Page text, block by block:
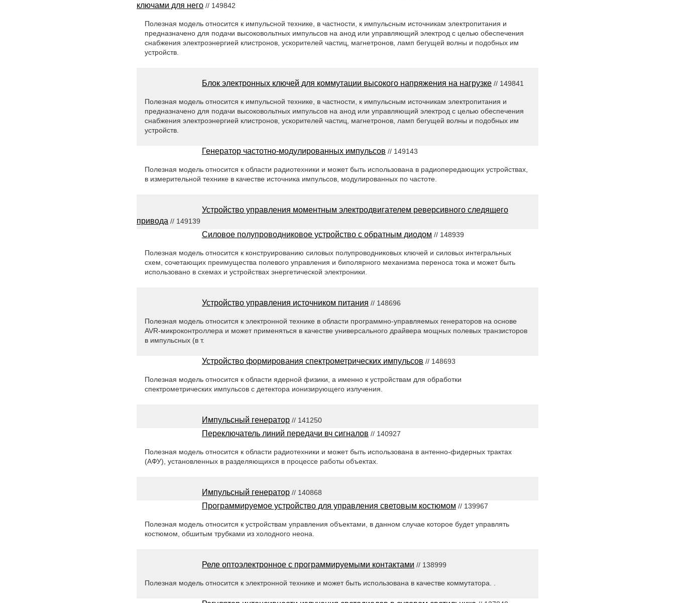
ключами для него // 149842
Полезная модель относится к импульсной технике, в частности, к импульсным источникам электропитания и
предназначено для подачи высоковольтных импульсов на анод или управляющий электрод с целью обеспечения
снабжения электроэнергией клистронов, ускорителей частиц, магнетронов, ламп бегущей волны и подобных им
устройств.
Блок электронных ключей для коммутации высокого напряжения на нагрузке // 149841
Полезная модель относится к импульсной технике, в частности, к импульсным источникам электропитания и
предназначено для подачи высоковольтных импульсов на анод или управляющий электрод с целью обеспечения
снабжения электроэнергией клистронов, ускорителей частиц, магнетронов, ламп бегущей волны и подобных им
устройств.
Генератор частотно-модулированных импульсов // 149143
Полезная модель относится к области радиотехники и может быть использована в радиопередающих устройствах,
в измерительной технике в качестве источника импульсов, модулированных по частоте.
Устройство управления моментным электродвигателем реверсивного следящего
привода // 149139
Силовое полупроводниковое устройство с обратным диодом // 148939
Полезная модель относится к конструированию силовых полупроводниковых ключей и силовых интегральных
схем, сочетающих преимущества полевого управления и биполярного механизма переноса тока и может быть
использовано в схемах и устройствах энергетической электроники.
Устройство управления источником питания // 148696
Полезная модель относится к электронной технике в области программно-управляемых генераторов на основе
AVR-микроконтроллера и может применяться в качестве универсального драйвера мощных полевых транзисторов
в импульсных (в т.
Устройство формирования спектрометрических импульсов // 148693
Полезная модель относится к области ядерной физики, а именно к устройствам для обработки
спектрометрических импульсов с детектора ионизирующего излучения.
Импульсный генератор // 141250
Переключатель линий передачи вч сигналов // 140927
Полезная модель относится к области радиотехники и может быть использована в антенно-фидерных трактах
(АФУ), установленных в разделяющихся в процессе работы объектах.
Импульсный генератор // 140868
Программируемое устройство для управления световым костюмом // 139967
Полезная модель относится к устройствам управления объектами, в данном случае которое будет управлять
костюмом, обшитым трубками из холодного неона.
Реле оптоэлектронное с программируемыми контактами // 138999
Полезная модель относится к электронной технике и может быть использована в качестве коммутатора. .